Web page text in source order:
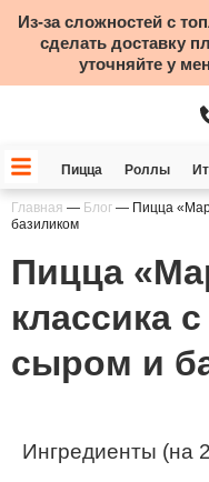
Из-за сложностей с
сделать доставку
уточняйте у
Пицца Роллы
Главная — Блог — Пицца
базиликом
Пицца
классика
сыром и
Ингредиенты (на